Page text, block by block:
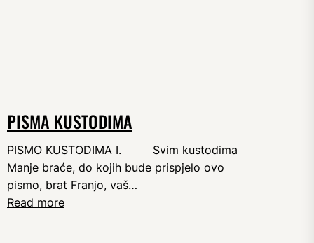
PISMA KUSTODIMA
PISMO KUSTODIMA I. Svim kustodima
Manje braće, do kojih bude prispjelo ovo
pismo, brat Franjo, vaš…
Read more